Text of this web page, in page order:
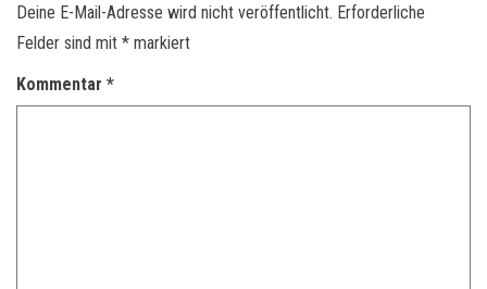
Deine E-Mail-Adresse wird nicht veröffentlicht. Erforderliche
Felder sind mit * markiert
Kommentar *